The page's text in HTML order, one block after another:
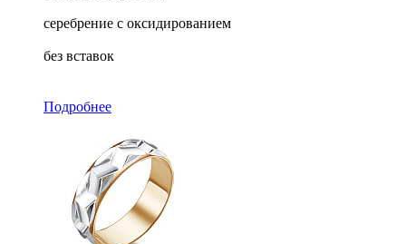
серебрение с оксидированием
без вставок
Подробнее